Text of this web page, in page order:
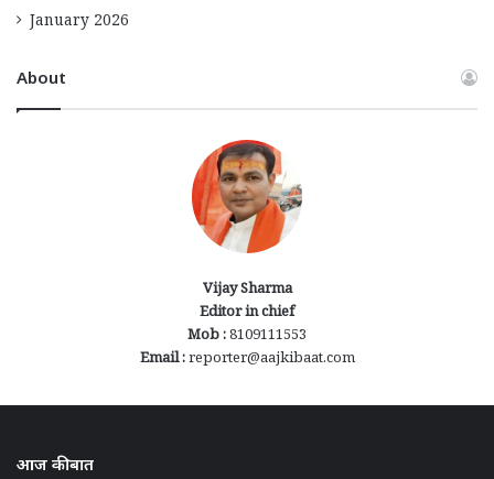
January 2026
About
Vijay Sharma
Editor in chief
Mob :8109111553
Email :reporter@aajkibaat.com
आज की बात